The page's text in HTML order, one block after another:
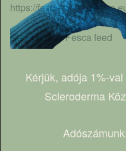
https://fesca-
Subscribe to Fesca feed
Kérjük, adója 1%-
Scleroderma